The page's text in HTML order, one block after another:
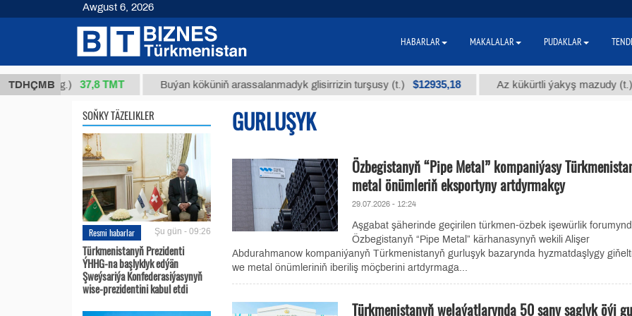
TDHÇMB
1 (kg.) 37,8 ТМТ Buýan köküniň arassalanmadyk glisirrizin turşusy (t.) $12935,18 Az kükürtli ýakyş mazudy (t.) $300
SOŇKY TÄZELIKLER
Resmi habarlar Şu gün - 09:26
Türkmenistanyň Prezidenti
ÝHHG-na başlyklyk edýän
Şweýsariýa Konfederasiýasynyň
wise-prezidentini kabul etdi
GURLUŞYK
Özbegistanyň “Pipe Metal” kompaniýasy
metal önümleriň eksportyny artdyrmakçy
29.07.2026 - 12:24
Aşgabat şäherinde geçirilen türkmen-özbek işewürlik
Özbegistanyň “Pipe Metal” kärhanasynyň wekili Alişer
Abdurahmanow kompaniýanyň Türkmenistanyň gurluşyk bazarynda hyzmatdaşlygy
we metal önümleriniň iberiliş möçberini artdyrmaga...
Türkmenistanyň welaýatlarynda 50 sany saglyk öýi
Awgust 6, 2026
HABARLAR MAKALALAR PUDAKLAR